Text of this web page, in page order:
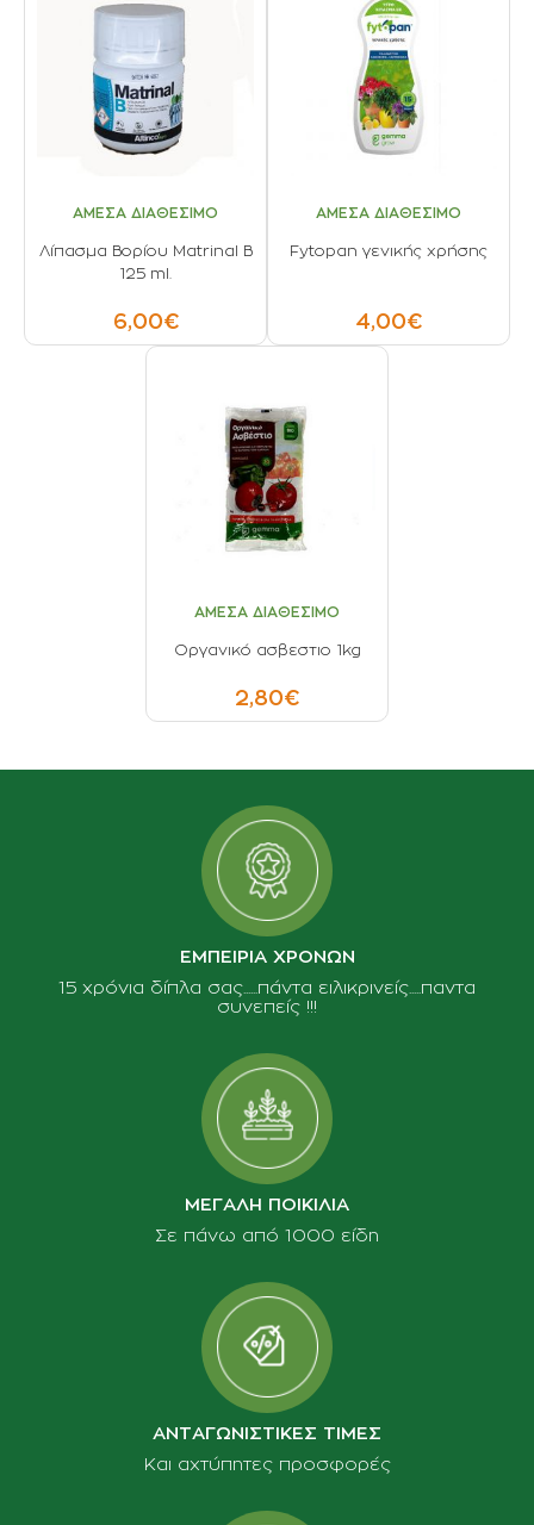
ΑΜΕΣΑ ΔΙΑΘΕΣΙΜΟ
Λίπασμα Βορίου Matrinal B
125 ml.
6,00€
ΑΜΕΣΑ ΔΙΑΘΕΣΙΜΟ
Fytopan γενικής χρήσης
4,00€
ΑΜΕΣΑ ΔΙΑΘΕΣΙΜΟ
Οργανικό ασβεστιο 1kg
2,80€
ΕΜΠΕΙΡΙΑ ΧΡΟΝΩΝ
15 χρόνια δίπλα σας......πάντα ειλικρινείς.....παντα
συνεπείς !!!
ΜΕΓΑΛΗ ΠΟΙΚΙΛΙΑ
Σε πάνω από 1000 είδη
ΑΝΤΑΓΩΝΙΣΤΙΚΕΣ ΤΙΜΕΣ
Και αχτύπητες προσφορές